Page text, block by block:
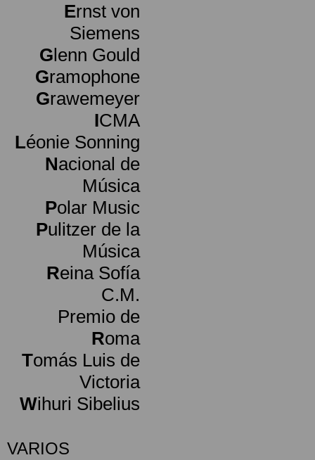
Ernst von
Siemens
Glenn Gould
Gramophone
Grawemeyer
ICMA
Léonie Sonning
Nacional de
Música
Polar Music
Pulitzer de la
Música
Reina Sofía
C.M.
Premio de
Roma
Tomás Luis de
Victoria
Wihuri Sibelius
VARIOS